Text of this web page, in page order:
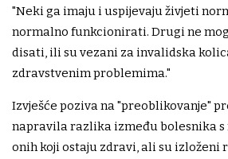
"Neki ga imaju i uspijevaju živjeti
normalno funkcionirati. Drugi ne
disati, ili su vezani za invalidska
zdravstvenim problemima."
Izvješće poziva na "preoblikovanje"
napravila razlika između bolesnika s
onih koji ostaju zdravi, ali su izloženi